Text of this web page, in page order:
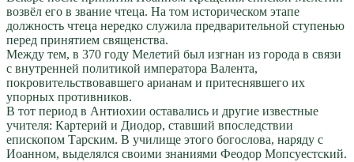
возвёл его в звание чтеца. На том историческом этапе
должность чтеца нередко служила предварительной ступенью
перед принятием священства.
Между тем, в 370 году Мелетий был изгнан из города в связи
с внутренней политикой императора Валента,
покровительствовавшего арианам и притеснявшего их
упорных противников.
В тот период в Антиохии оставались и другие известные
учителя: Картерий и Диодор, ставший впоследствии
епископом Тарским. В училище этого богослова, наряду с
Иоанном, выделялся своими знаниями Феодор Мопсуестский.